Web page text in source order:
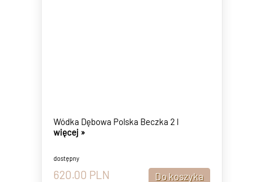
Wódka Dębowa Polska Beczka 2 l
więcej »
dostępny
620.00 PLN